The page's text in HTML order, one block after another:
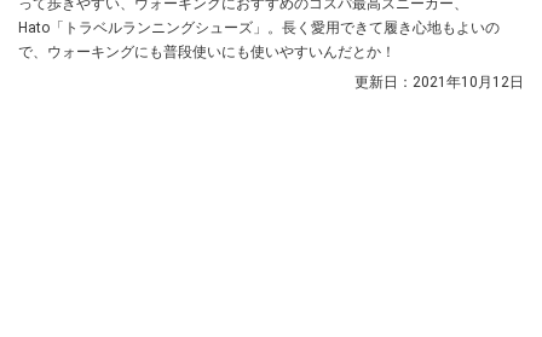
って歩きやすい、ウォーキングにおすすめのコスパ最高スニーカー、
Hato「トラベルランニングシューズ」。長く愛用できて履き心地もよいの
で、ウォーキングにも普段使いにも使いやすいんだとか！
更新日： 2021年10月12日